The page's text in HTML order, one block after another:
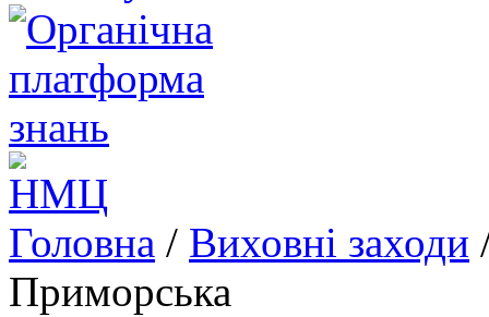
Головна / Виховні заходи
Приморська